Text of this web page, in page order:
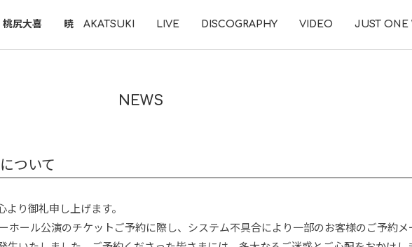
桃尻大喜 暁 AKATSUKI LIVE DISCOGRAPHY VIDEO JUST ONE
NEWS
ついて
り御礼申し上げます。
ホール公演のチケットご予約に際し、システム不具合により一部のお客様のご予約メ